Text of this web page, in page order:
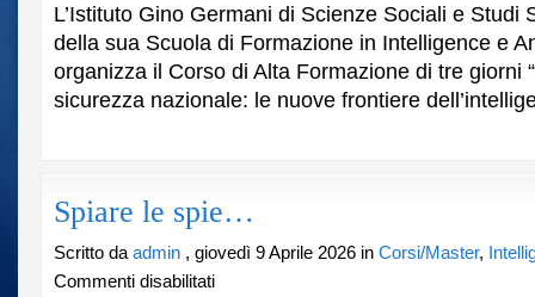
L’Istituto Gino Germani di Scienze Sociali e Studi
della sua Scuola di Formazione in Intelligence e
organizza il Corso di Alta Formazione di tre giorni
sicurezza nazionale: le nuove frontiere
Spiare le spie…
Scritto da admin , giovedì 9 Aprile 2026 in Corsi/Master,
Commenti disabilitatisu